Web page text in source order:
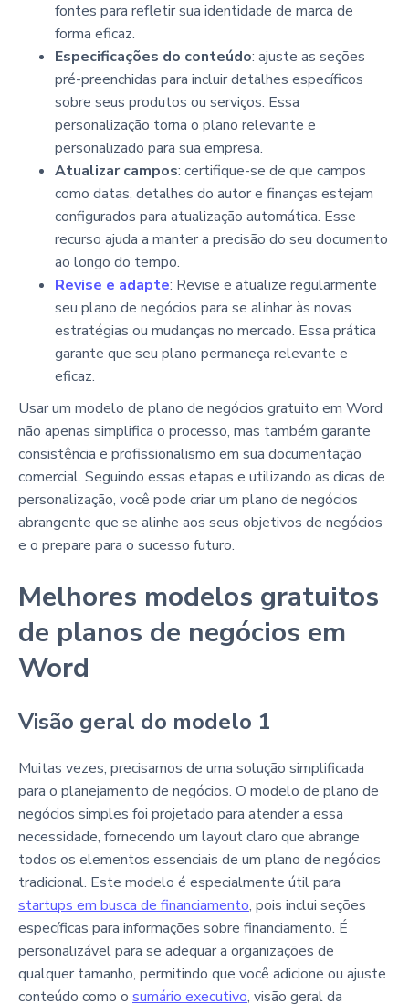
fontes para refletir sua identidade de marca de
forma eficaz.
Especificações do conteúdo: ajuste as seções
pré-preenchidas para incluir detalhes específicos
sobre seus produtos ou serviços. Essa
personalização torna o plano relevante e
personalizado para sua empresa.
Atualizar campos: certifique-se de que campos
como datas, detalhes do autor e finanças estejam
configurados para atualização automática. Esse
recurso ajuda a manter a precisão do seu documento
ao longo do tempo.
Revise e adapte: Revise e atualize regularmente
seu plano de negócios para se alinhar às novas
estratégias ou mudanças no mercado. Essa prática
garante que seu plano permaneça relevante e
eficaz.
Usar um modelo de plano de negócios gratuito em Word
não apenas simplifica o processo, mas também garante
consistência e profissionalismo em sua documentação
comercial. Seguindo essas etapas e utilizando as dicas de
personalização, você pode criar um plano de negócios
abrangente que se alinhe aos seus objetivos de negócios
e o prepare para o sucesso futuro.
Melhores modelos gratuitos
de planos de negócios em
Word
Visão geral do modelo 1
Muitas vezes, precisamos de uma solução simplificada
para o planejamento de negócios. O modelo de plano de
negócios simples foi projetado para atender a essa
necessidade, fornecendo um layout claro que abrange
todos os elementos essenciais de um plano de negócios
tradicional. Este modelo é especialmente útil para
startups em busca de financiamento, pois inclui seções
específicas para informações sobre financiamento. É
personalizável para se adequar a organizações de
qualquer tamanho, permitindo que você adicione ou ajuste
conteúdo como o sumário executivo, visão geral da